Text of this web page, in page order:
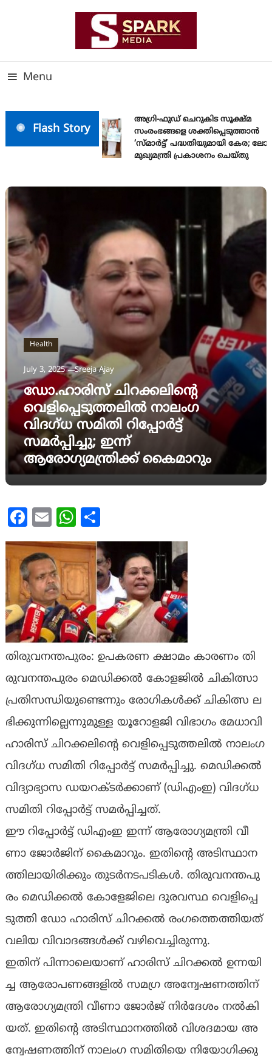
Menu
Flash Story
അഗ്രി-ഫുഡ് ചെറുകിട സൂക്ഷ്മ
സംരംഭങ്ങളെ ശക്തിപ്പെടുത്താന്‍
‘സ്മാര്‍ട്ട്’ പദ്ധതിയുമായി കേര;
മുഖ്യമന്ത്രി പ്രകാശനം ചെയ്തു
Health
July 3, 2025 Sreeja Ajay
ഡോ.ഹാരിസ് ചിറക്കലിന്റെ
വെളിപ്പെടുത്തലില്‍ നാലംഗ
വിദഗ്ധ സമിതി റിപ്പോര്‍ട്ട്
സമര്‍പ്പിച്ചു; ഇന്ന്
ആരോഗ്യമന്ത്രിക്ക് കൈമാറും
Facebook
Email WhatsApp
തി​രു​വ​ന​ന്ത​പു​രം: ഉ​പ​ക​ര​ണ ക്ഷാ​മം കാ​ര​ണം തി​
രു​വ​ന​ന്ത​പു​രം മെ​ഡി​ക്ക​ൽ കോ​ള​ജി​ൽ ചി​കി​ത്സാ
പ്ര​തി​സ​ന്ധി​യു​ണ്ടെ​ന്നും രോ​ഗി​ക​ൾ​ക്ക് ചി​കി​ത്സ ല​
ഭി​ക്കു​ന്നി​ല്ലെ​ന്നു​മു​ള്ള യൂ​റോ​ള​ജി വി​ഭാ​ഗം മേ​ധാ​വി
ഹാ​രി​സ് ചി​റ​ക്ക​ലി​ന്റെ വെ​ളി​പ്പെ​ടു​ത്ത​ലി​ല്‍ നാ​ലം​ഗ
വി​ദ​ഗ്ധ സ​മി​തി റി​പ്പോ​ര്‍​ട്ട് സ​മ​ര്‍​പ്പി​ച്ചു. മെ​ഡി​ക്ക​ല്‍
വി​ദ്യാ​ഭ്യാ​സ ഡ​യ​റ​ക്ട​ര്‍​ക്കാ​ണ് (ഡി​എം​ഇ) വി​ദ​ഗ്ധ
സ​മി​തി റി​പ്പോ​ര്‍​ട്ട് സ​മ​ര്‍​പ്പി​ച്ച​ത്.
ഈ ​റി​പ്പോ​ര്‍​ട്ട് ഡി​എം​ഇ ഇ​ന്ന് ആ​രോ​ഗ്യ​മ​ന്ത്രി വീ​
ണാ ജോ​ര്‍​ജി​ന് കൈ​മാ​റും. ഇ​തി​ന്‍റെ അ​ടി​സ്ഥാ​ന​
ത്തി​ലാ​യി​രി​ക്കും തു​ട​ര്‍​ന​ട​പ​ടി​ക​ള്‍. തി​രു​വ​ന​ന്ത​പു​
രം മെ​ഡി​ക്ക​ല്‍ കോ​ളേ​ജി​ലെ ദു​ര​വ​സ്ഥ വെ​ളി​പ്പെ​
ടു​ത്തി ഡോ ​ഹാ​രി​സ് ചി​റ​ക്ക​ല്‍ രം​ഗ​ത്തെ​ത്തി​യ​ത്
വ​ലി​യ വി​വാ​ദ​ങ്ങ​ള്‍​ക്ക് വ​ഴി​വെ​ച്ചി​രു​ന്നു.
ഇ​തി​ന് പി​ന്നാ​ലെ​യാ​ണ് ഹാ​രി​സ് ചി​റ​ക്ക​ല്‍ ഉ​ന്ന​യി​
ച്ച ആ​രോ​പ​ണ​ങ്ങ​ളി​ല്‍ സ​മ​ഗ്ര അ​ന്വേ​ഷ​ണ​ത്തി​ന്
ആ​രോ​ഗ്യ​മ​ന്ത്രി വീ​ണാ ജോ​ര്‍​ജ് നി​ര്‍​ദേ​ശം ന​ല്‍​കി​
യ​ത്. ഇ​തി​ന്‍റെ അ​ടി​സ്ഥാ​ന​ത്തി​ല്‍ വി​ശ​ദ​മാ​യ അ​
ന്വേ​ഷ​ണ​ത്തി​ന് നാ​ലം​ഗ സ​മി​തി​യെ നി​യോ​ഗി​ക്കു​